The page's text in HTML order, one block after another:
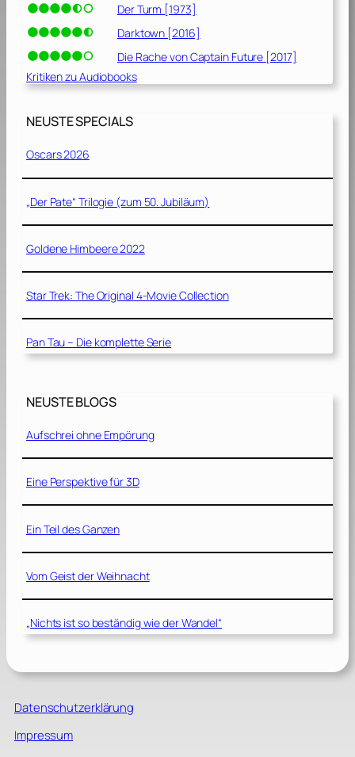
Der Turm [1973]
Darktown [2016]
Die Rache von Captain Future [2017]
Kritiken zu Audiobooks
NEUSTE SPECIALS
Oscars 2026
„Der Pate“ Trilogie (zum 50. Jubiläum)
Goldene Himbeere 2022
Star Trek: The Original 4-Movie Collection
Pan Tau – Die komplette Serie
NEUSTE BLOGS
Aufschrei ohne Empörung
Eine Perspektive für 3D
Ein Teil des Ganzen
Vom Geist der Weihnacht
„Nichts ist so beständig wie der Wandel“
Datenschutzerklärung
Impressum